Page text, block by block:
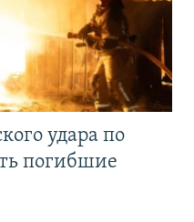
удара по
погибшие